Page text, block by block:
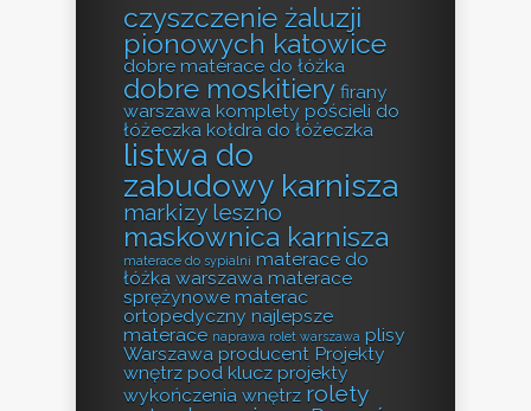
czyszczenie żaluzji
pionowych katowice
dobre materace do łóżka
dobre moskitiery firany
warszawa komplety pościeli do
łóżeczka kołdra do łóżeczka
listwa do
zabudowy karnisza
markizy leszno
maskownica karnisza
materace do sypialni materace do
łóżka warszawa materace
sprężynowe materac
ortopedyczny najlepsze
materace naprawa rolet warszawa plisy
Warszawa producent Projekty
wnętrz pod klucz projekty
wykończenia wnętrz rolety